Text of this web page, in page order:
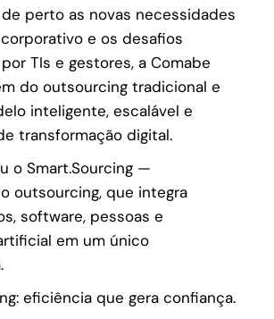
perto as novas necessidades
e os desafios
TIs e gestores, a Comabe
do outsourcing tradicional e
inteligente, escalável e
transformação digital.
o Smart.Sourcing —
outsourcing, que integra
software, pessoas e
em um único
eficiência que gera confiança.